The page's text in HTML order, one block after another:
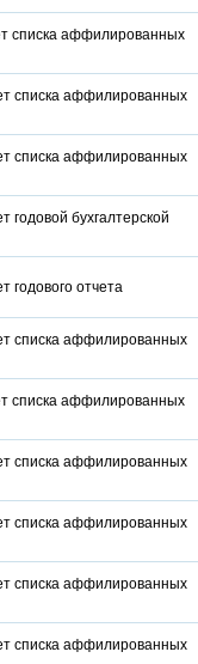
списка аффилированных
списка аффилированных
списка аффилированных
бухгалтерской
годового отчета
списка аффилированных
списка аффилированных
списка аффилированных
списка аффилированных
списка аффилированных
списка аффилированных